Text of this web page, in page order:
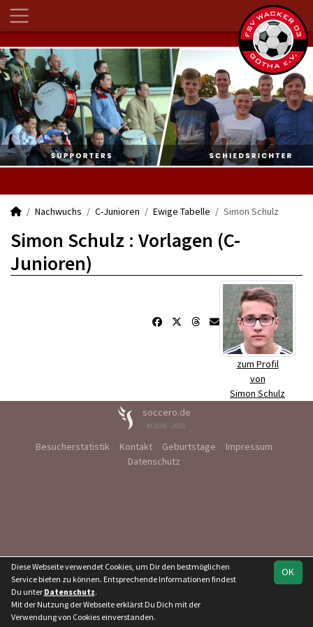
Nachwuchs C-Junioren Ewige Tabelle Simon Schulz
Simon Schulz : Vorlagen (C-
Junioren)
zum Profil
von
Simon Schulz
soccero.de
© 2006 - 2026
Besucherstatistik Kontakt Geburtstage
Impressum
Datenschutz
OK
Diese Webseite verwendet Cookies, um Dir den bestmöglichen
Service bieten zu können. Entsprechende Informationen findest
Du unter Datenschutz.
Mit der Nutzung der Webseite erklärst Du Dich mit der
Verwendung von Cookies einverstanden.